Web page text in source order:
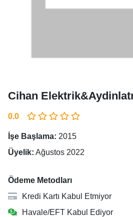
Cihan
0.0
İşe Başlama: 2015
Üyelik: Ağustos 2022
Ödeme Metodları
Kredi Kartı Kabul Etmiyor
Havale/EFT Kabul Ediyor